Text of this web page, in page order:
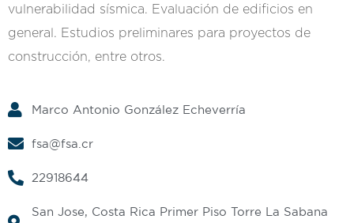
vulnerabilidad sísmica. Evaluación de edificios en
general. Estudios preliminares para proyectos de
construcción, entre otros.
Marco Antonio González Echeverría
fsa@fsa.cr
22918644
San Jose, Costa Rica Primer Piso Torre La Sabana